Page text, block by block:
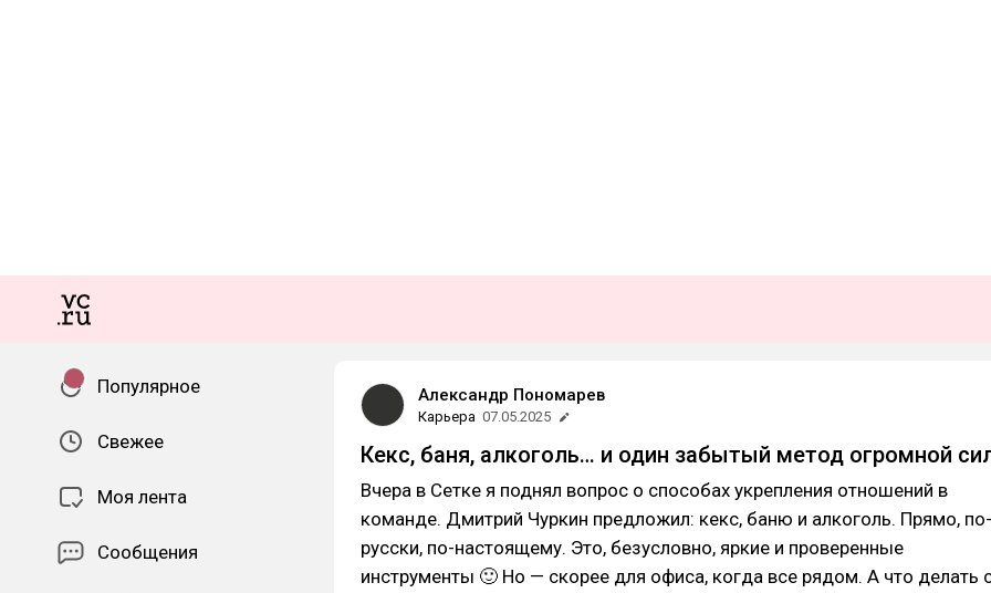
Популярное
Свежее
Моя лента
Сообщения
Александр Пономарев
Карьера 07.05.2025
Кекс, баня, алкоголь… и один забытый метод огромной
Вчера в Сетке я поднял вопрос о способах укрепления отношений в
команде. Дмитрий Чуркин предложил: кекс, баню и алкоголь. Прямо, по-
русски, по-настоящему. Это, безусловно, яркие и проверенные
инструменты 🙂 Но — скорее для офиса, когда все рядом. А что делать